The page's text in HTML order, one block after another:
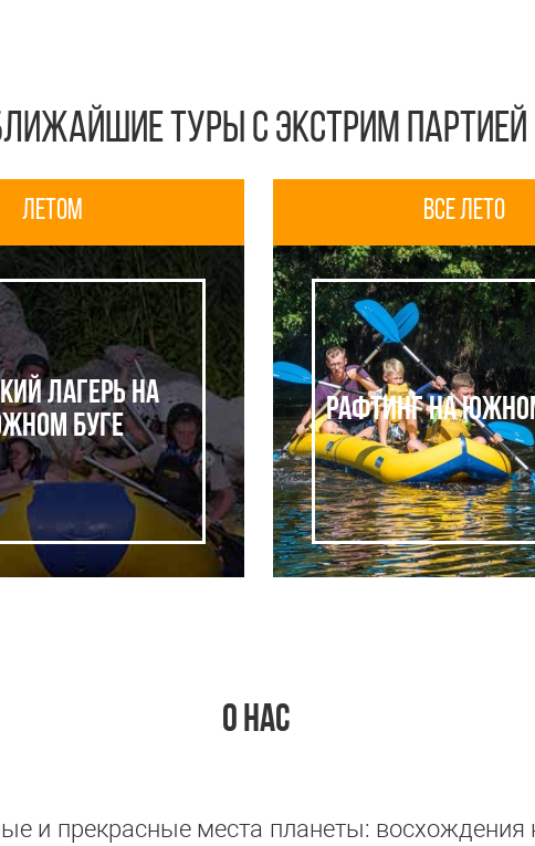
ТУРЫ С ЭКСТРИМ ПАРТИЕЙ
Летом
лагерь на
Буге
все лето
Рафтинг на
О НАС
и прекрасные места планеты: